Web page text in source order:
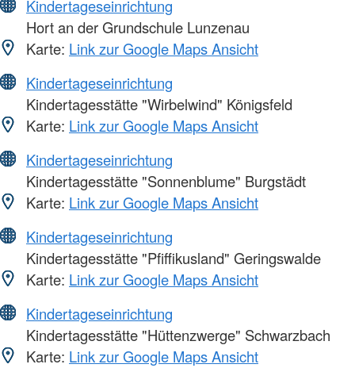
Kindertageseinrichtung
Hort an der Grundschule Lunzenau
Karte: Link zur Google Maps Ansicht
Kindertageseinrichtung
Kindertagesstätte "Wirbelwind" Königsfeld
Karte: Link zur Google Maps Ansicht
Kindertageseinrichtung
Kindertagesstätte "Sonnenblume" Burgstädt
Karte: Link zur Google Maps Ansicht
Kindertageseinrichtung
Kindertagesstätte "Pfiffikusland" Geringswalde
Karte: Link zur Google Maps Ansicht
Kindertageseinrichtung
Kindertagesstätte "Hüttenzwerge" Schwarzbach
Karte: Link zur Google Maps Ansicht